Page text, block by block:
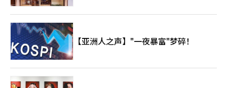
【亚洲人之声】"一夜暴富"梦碎！